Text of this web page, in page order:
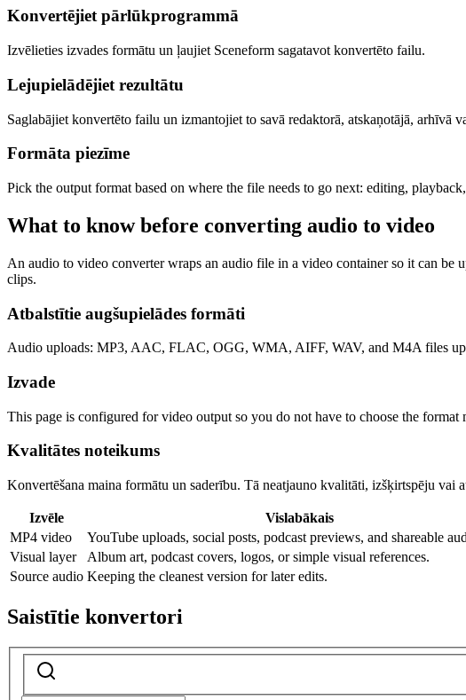
Konvertējiet pārlūkprogrammā
Izvēlieties izvades formātu un ļaujiet Sceneform sagatavot konvertēto failu.
Lejupielādējiet rezultātu
Saglabājiet konvertēto failu un izmantojiet to savā redaktorā, atskaņotājā, arhīvā
Formāta piezīme
Pick the output format based on where the file needs to go next: editing,
What to know before converting audio to video
An audio to video converter wraps an audio file in a video container so it can be
clips.
Atbalstītie augšupielādes formāti
Audio uploads: MP3, AAC, FLAC, OGG, WMA, AIFF, WAV, and M4A files
Izvade
This page is configured for video output so you do not have to choose the format
Kvalitātes noteikums
Konvertēšana maina formātu un saderību. Tā neatjauno kvalitāti, izšķirtspēju vai
Izvēle Vislabākais
MP4 video
YouTube uploads, social posts, podcast previews, and shareable
Visual layer
Album art, podcast covers, logos, or simple visual references.
Source audio Keeping the cleanest version for later edits.
Saistītie konvertori